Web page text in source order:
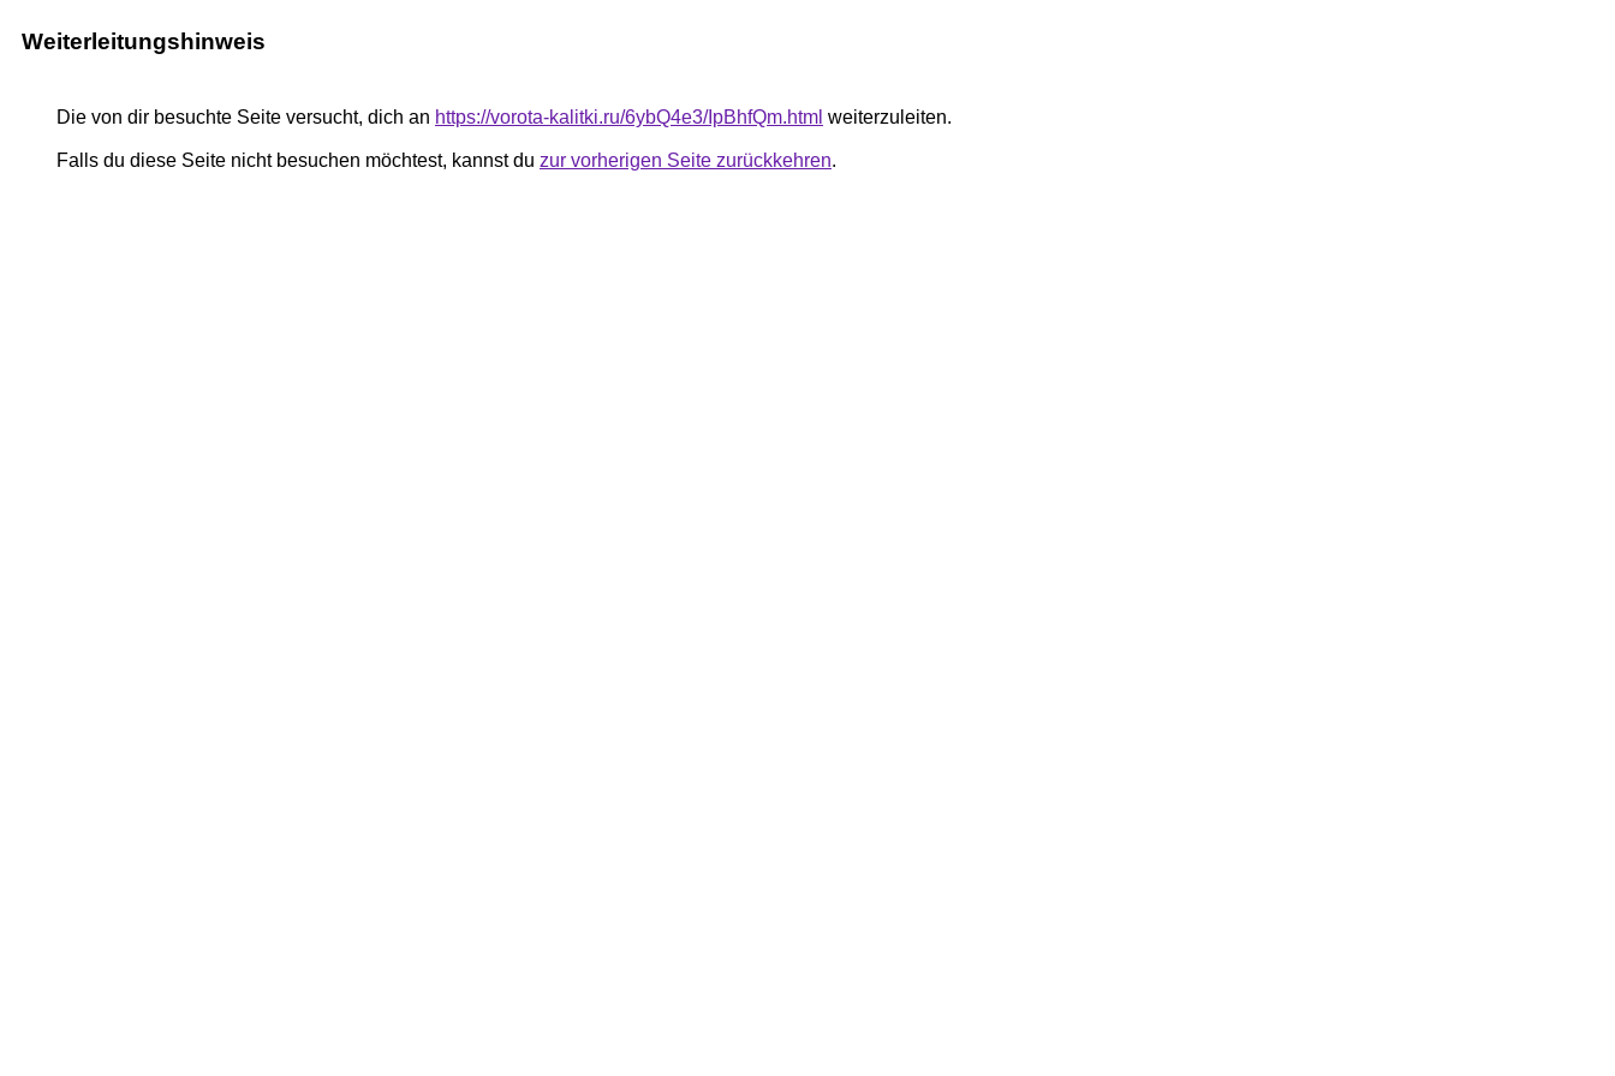
Weiterleitungshinweis
Die von dir besuchte Seite versucht, dich an https://vorota-kalitki.ru/6ybQ4e3/IpBhfQm.html weiterzuleiten.
Falls du diese Seite nicht besuchen möchtest, kannst du zur vorherigen Seite zurückkehren.